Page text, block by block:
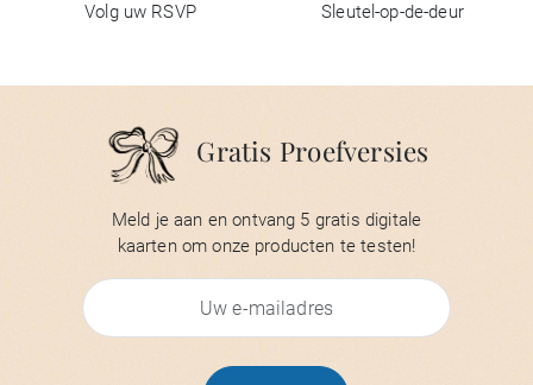
Volg uw RSVP Sleutel-op-de-deur
Gratis Proefversies
Meld je aan en ontvang 5 gratis digitale
kaarten om onze producten te testen!